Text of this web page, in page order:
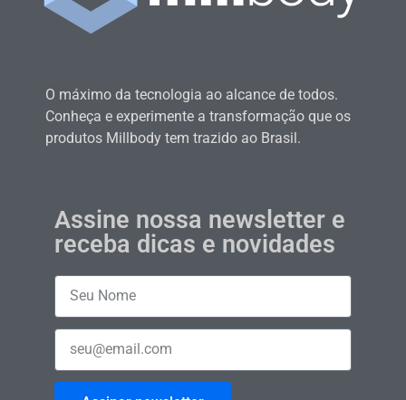
O máximo da tecnologia ao alcance de todos.
Conheça e experimente a transformação que os
produtos Millbody tem trazido ao Brasil.
Assine nossa newsletter e
receba dicas e novidades